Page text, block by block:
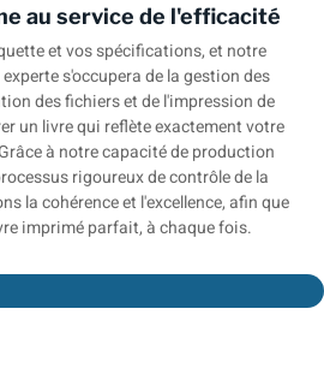
au service de l'efficacité
et vos spécifications, et notre
s'occupera de la gestion des
des fichiers et de l'impression de
un livre qui reflète exactement votre
à notre capacité de production
rigoureux de contrôle de la
la cohérence et l'excellence, afin que
imprimé parfait, à chaque fois.